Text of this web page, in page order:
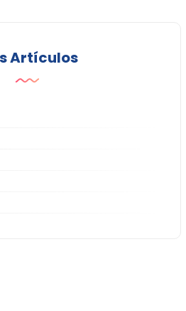
Artículos